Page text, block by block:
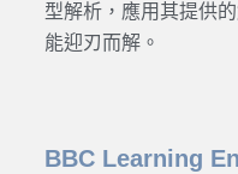
型解析，應用其提供
能迎刃而解。
BBC Learning